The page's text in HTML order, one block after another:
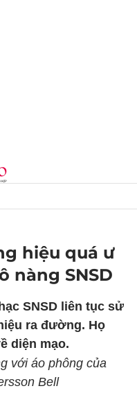
hiệu quá ư
nàng SNSD
SNSD liên tục sử
ra đường. Họ
diện mạo.
với áo phông của
Bell